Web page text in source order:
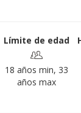
Límite de edad
18 años min, 33
años max